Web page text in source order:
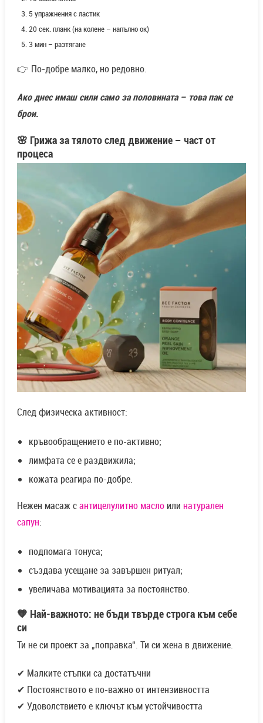
5 упражнения с ластик
20 сек. планк (на колене – напълно ок)
3 мин – разтягане
👉 По-добре малко, но редовно.
Ако днес имаш сили само за половината – това пак се
брои.
🌸 Грижа за тялото след движение – част от
процеса
След физическа активност:
кръвообращението е по-активно;
лимфата се е раздвижила;
кожата реагира по-добре.
Нежен масаж сантицелулитно маслоили натурален
сапун:
подпомага тонуса;
създава усещане за завършен ритуал;
увеличава мотивацията за постоянство.
🧡 Най-важното: не бъди твърде строга към себе
си
Ти не си проект за „поправка“. Ти си жена в движение.
✔ Малките стъпки са достатъчни
✔ Постоянството е по-важно от интензивността
✔ Удоволствието е ключът към устойчивостта